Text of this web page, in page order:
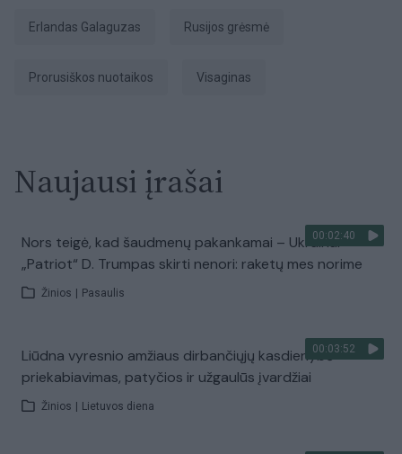
Erlandas Galaguzas Rusijos grėsmė
prorusiškos nuotaikos Visaginas
Naujausi įrašai
00:02:40
Nors teigė, kad šaudmenų pakankamai – Ukrainai
„Patriot“ D. Trumpas skirti nenori: raketų mes norime
Žinios Pasaulis
00:03:52
Liūdna vyresnio amžiaus dirbančiųjų kasdienybė –
priekabiavimas, patyčios ir užgaulūs įvardžiai
Žinios Lietuvos diena